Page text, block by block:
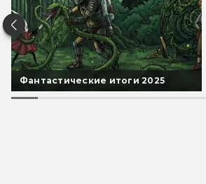
Фантастические итоги 2025